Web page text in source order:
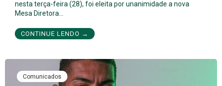
nesta terça-feira (28), foi eleita por unanimidade a nova
Mesa Diretora…
CONTINUE LENDO →
Comunicados